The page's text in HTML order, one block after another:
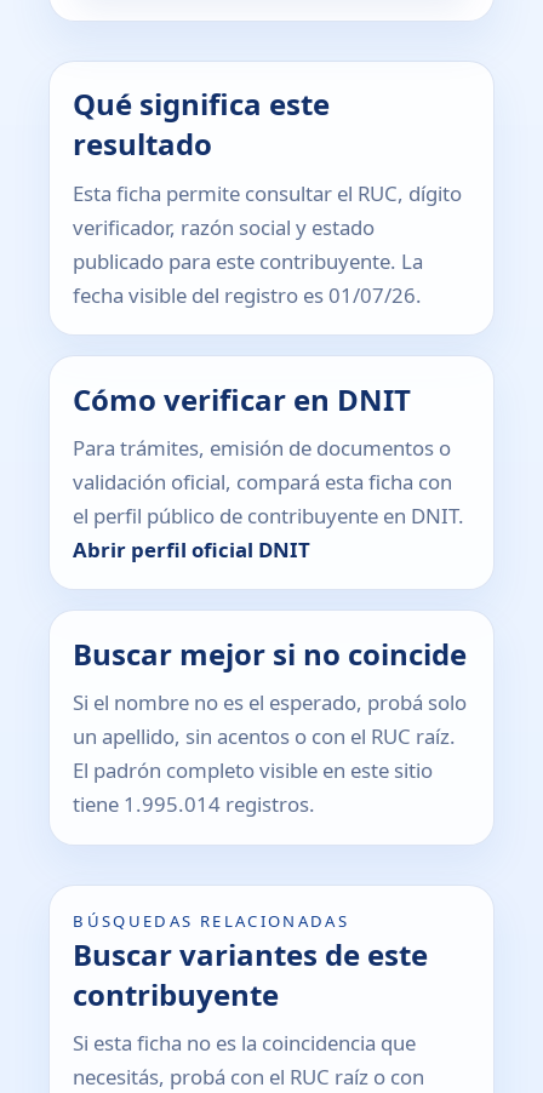
Qué significa este
resultado
Esta ficha permite consultar el RUC, dígito
verificador, razón social y estado
publicado para este contribuyente. La
fecha visible del registro es 01/07/26.
Cómo verificar en DNIT
Para trámites, emisión de documentos o
validación oficial, compará esta ficha con
el perfil público de contribuyente en DNIT.
Abrir perfil oficial DNIT
Buscar mejor si no coincide
Si el nombre no es el esperado, probá solo
un apellido, sin acentos o con el RUC raíz.
El padrón completo visible en este sitio
tiene 1.995.014 registros.
BÚSQUEDAS RELACIONADAS
Buscar variantes de este
contribuyente
Si esta ficha no es la coincidencia que
necesitás, probá con el RUC raíz o con